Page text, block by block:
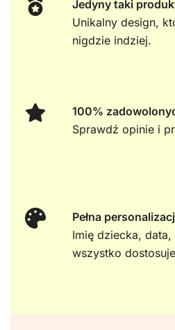
Jedyny taki
Unikalny design,
nigdzie indziej.
100%
Sprawdź opinie i
Pełna
Imię dziecka,
wszystko